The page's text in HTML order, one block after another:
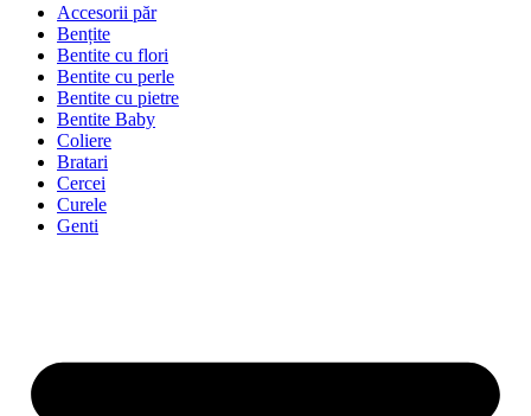
Accesorii păr
Bențite
Bentite cu flori
Bentite cu perle
Bentite cu pietre
Bentite Baby
Coliere
Bratari
Cercei
Curele
Genti